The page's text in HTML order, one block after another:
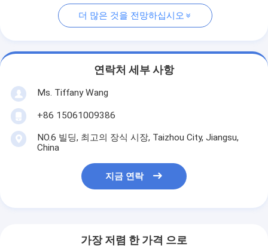
더 많은 것을 전망하십시오
연락처 세부 사항
Ms. Tiffany Wang
+86 15061009386
NO.6 빌딩, 최고의 장식 시장, Taizhou City, Jiangsu,
China
지금 연락
가장 저렴 한 가격 으로